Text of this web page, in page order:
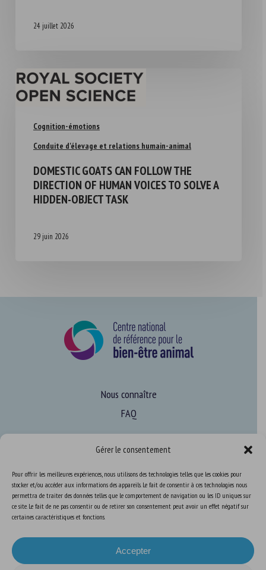
Gérer le consentement
Pour offrir les meilleures expériences, nous utilisons des technologies telles que les cookies pour
stocker et/ou accéder aux informations des appareils. Le fait de consentir à ces technologies nous
permettra de traiter des données telles que le comportement de navigation ou les ID uniques sur
ce site. Le fait de ne pas consentir ou de retirer son consentement peut avoir un effet négatif sur
certaines caractéristiques et fonctions.
Accepter
24 juillet 2026
Cognition-émotions
Conduite d'élevage et relations humain-animal
DOMESTIC GOATS CAN FOLLOW THE
DIRECTION OF HUMAN VOICES TO SOLVE A
HIDDEN-OBJECT TASK
29 juin 2026
Nous connaître
FAQ
Expertise
S’informer sur le BEA
Se former au BEA
Ressources
S’abonner aux actualités